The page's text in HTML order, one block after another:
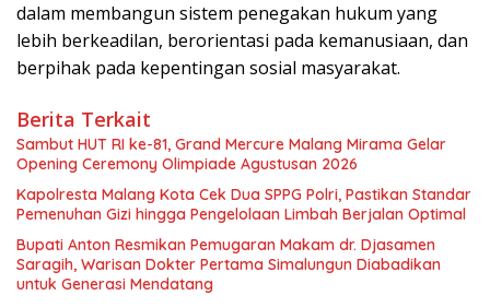
dalam membangun sistem penegakan hukum yang
lebih berkeadilan, berorientasi pada kemanusiaan, dan
berpihak pada kepentingan sosial masyarakat.
Berita Terkait
Sambut HUT RI ke-81, Grand Mercure Malang Mirama Gelar
Opening Ceremony Olimpiade Agustusan 2026
Kapolresta Malang Kota Cek Dua SPPG Polri, Pastikan Standar
Pemenuhan Gizi hingga Pengelolaan Limbah Berjalan Optimal
Bupati Anton Resmikan Pemugaran Makam dr. Djasamen
Saragih, Warisan Dokter Pertama Simalungun Diabadikan
untuk Generasi Mendatang